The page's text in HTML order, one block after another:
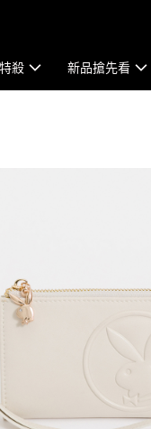
殺 新品搶先看